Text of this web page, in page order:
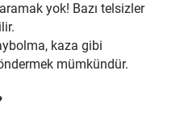
yok! Bazı telsizler
kaza gibi
mümkündür.